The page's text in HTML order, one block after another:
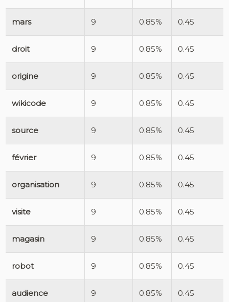
mars 9 0.85% 0.45
droit 9 0.85% 0.45
origine 9 0.85% 0.45
wikicode 9 0.85% 0.45
source 9 0.85% 0.45
février 9 0.85% 0.45
organisation 9 0.85% 0.45
visite 9 0.85% 0.45
magasin 9 0.85% 0.45
robot 9 0.85% 0.45
audience 9 0.85% 0.45